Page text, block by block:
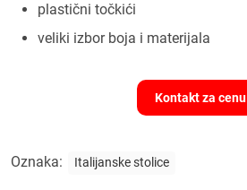
plastični točkići
veliki izbor boja i materijala
Kontakt za cenu
Oznaka: Italijanske stolice